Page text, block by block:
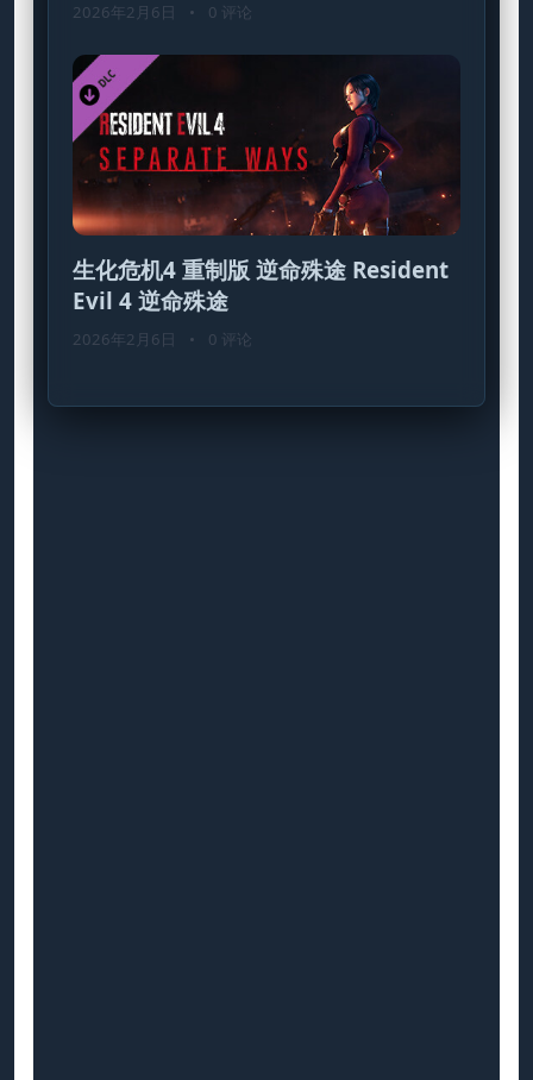
2026年2月6日 • 0 评论
生化危机4 重制版 逆命殊途 Resident
Evil 4 逆命殊途
2026年2月6日 • 0 评论